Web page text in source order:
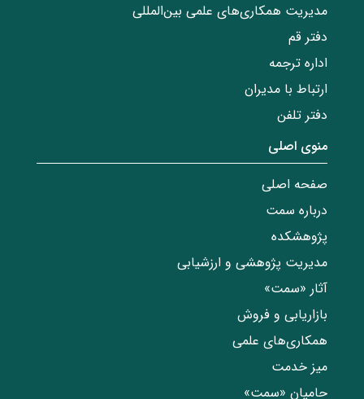
مدیریت همکاری‌های علمی بین‌المللی
دفتر قم
اداره ترجمه
ارتباط با مدیران
دفتر تلفن
منوی اصلی
صفحه اصلی
درباره سمت
پژوهشکده
مدیریت پژوهشی و ارزشیابی
آثار «سمت»
بازاریابی و فروش
همکاری‌های علمی
میز خدمت
حامیان «سمت»